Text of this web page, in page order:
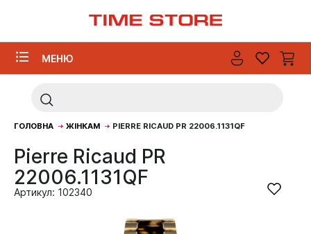
МЕНЮ
ГОЛОВНА ЖІНКАМ PIERRE RICAUD PR 22006.1131QF
Pierre Ricaud PR
22006.1131QF
Артикул: 102340